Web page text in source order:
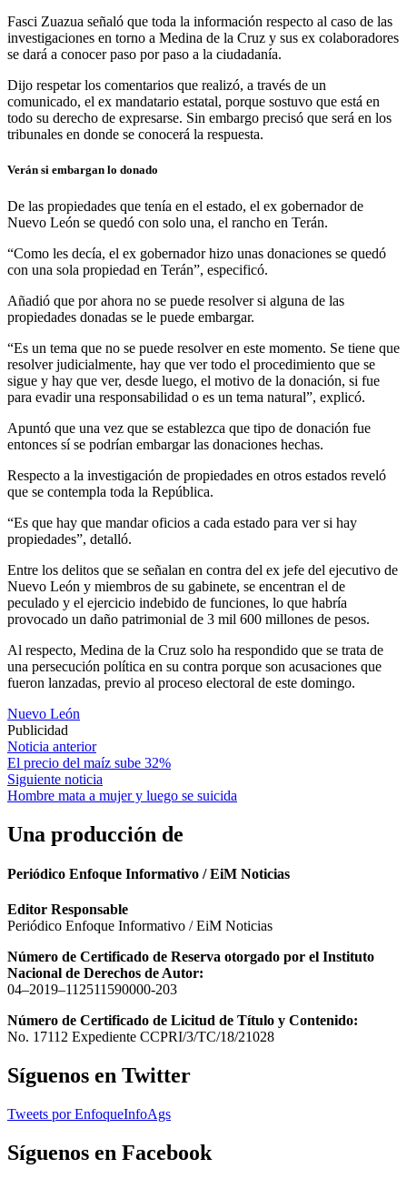
Fasci Zuazua señaló que toda la información respecto al caso de las
investigaciones en torno a Medina de la Cruz y sus ex colaboradores
se dará a conocer paso por paso a la ciudadanía.
Dijo respetar los comentarios que realizó, a través de un
comunicado, el ex mandatario estatal, porque sostuvo que está en
todo su derecho de expresarse. Sin embargo precisó que será en los
tribunales en donde se conocerá la respuesta.
Verán si embargan lo donado
De las propiedades que tenía en el estado, el ex gobernador de
Nuevo León se quedó con solo una, el rancho en Terán.
“Como les decía, el ex gobernador hizo unas donaciones se quedó
con una sola propiedad en Terán”, especificó.
Añadió que por ahora no se puede resolver si alguna de las
propiedades donadas se le puede embargar.
“Es un tema que no se puede resolver en este momento. Se tiene que
resolver judicialmente, hay que ver todo el procedimiento que se
sigue y hay que ver, desde luego, el motivo de la donación, si fue
para evadir una responsabilidad o es un tema natural”, explicó.
Apuntó que una vez que se establezca que tipo de donación fue
entonces sí se podrían embargar las donaciones hechas.
Respecto a la investigación de propiedades en otros estados reveló
que se contempla toda la República.
“Es que hay que mandar oficios a cada estado para ver si hay
propiedades”, detalló.
Entre los delitos que se señalan en contra del ex jefe del ejecutivo de
Nuevo León y miembros de su gabinete, se encentran el de
peculado y el ejercicio indebido de funciones, lo que habría
provocado un daño patrimonial de 3 mil 600 millones de pesos.
Al respecto, Medina de la Cruz solo ha respondido que se trata de
una persecución política en su contra porque son acusaciones que
fueron lanzadas, previo al proceso electoral de este domingo.
Nuevo León
Publicidad
Navegación
de
entradas
Noticia anterior
El precio del maíz sube 32%
Siguiente noticia
Hombre mata a mujer y luego se suicida
Una producción de
Periódico Enfoque Informativo / EiM Noticias
Editor Responsable
Periódico Enfoque Informativo / EiM Noticias
Número de Certificado de Reserva otorgado por el Instituto
Nacional de Derechos de Autor:
04–2019–112511590000-203
Número de Certificado de Licitud de Título y Contenido:
No. 17112 Expediente CCPRI/3/TC/18/21028
Síguenos en Twitter
Tweets por EnfoqueInfoAgs
Síguenos en Facebook